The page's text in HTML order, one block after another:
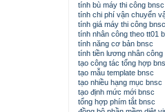
tính bù máy thi công bnsc
tính chi phí vận chuyển
tính giá máy thi công bnsc
tính nhân công theo tt01
tính năng cơ bản bnsc
tính tiền lương nhân công
tạo công tác tổng hợp
tạo mẫu template bnsc
tạo nhiều hạng mục bnsc
tạo định mức mới bnsc
tổng hợp phím tắt bnsc